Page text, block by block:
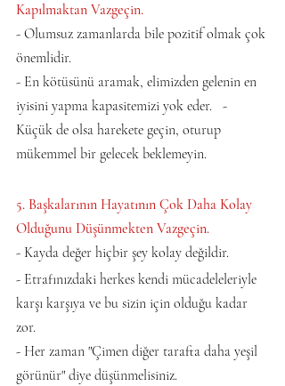
Kapılmaktan Vazgeçin.
- Olumsuz zamanlarda bile pozitif olmak çok
önemlidir.
- En kötüsünü aramak, elimizden gelenin en
iyisini yapma kapasitemizi yok eder.   -
Küçük de olsa harekete geçin, oturup
mükemmel bir gelecek beklemeyin.
5. Başkalarının Hayatının Çok Daha Kolay
Olduğunu Düşünmekten Vazgeçin.
- Kayda değer hiçbir şey kolay değildir.
- Etrafınızdaki herkes kendi mücadeleleriyle
karşı karşıya ve bu sizin için olduğu kadar
zor.
- Her zaman "Çimen diğer tarafta daha yeşil
görünür" diye düşünmelisiniz.